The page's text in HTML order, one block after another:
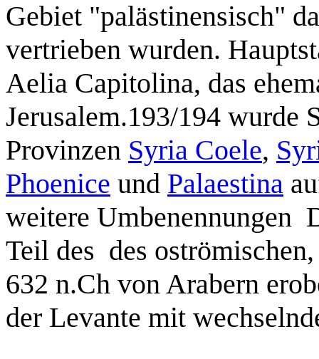
Gebiet "palästinensisch"
vertrieben wurden.
Aelia Capitolina, das
Jerusalem.193/194 wurde
Provinzen Syria Coele,
Phoenice und Palaestina
weitere Umbenennungen
Teil des des
632 n.Ch von Arabern
der Levante mit